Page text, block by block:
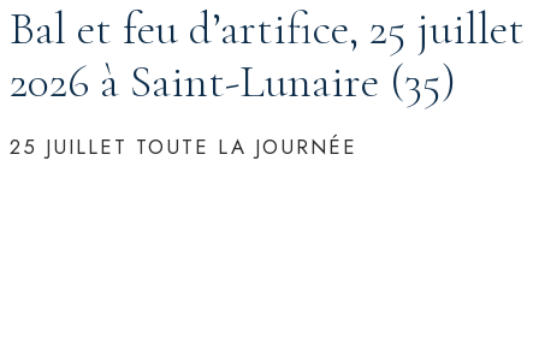
Bal et feu d’artifice, 25 juillet
2026 à Saint-Lunaire (35)
25 JUILLET TOUTE LA JOURNÉE